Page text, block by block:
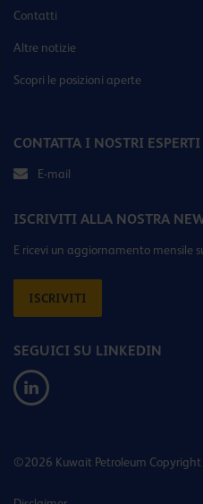
Contatti
Altre notizie
Scopri le posizioni aperte
CONTATTA I NOSTRI ESPERTI
E-mail
ISCRIVITI ALLA NOSTRA
E ricevi un aggiornamento mensile
ISCRIVITI
SEGUICI SU LINKEDIN
©2026 Kuwait Petroleum